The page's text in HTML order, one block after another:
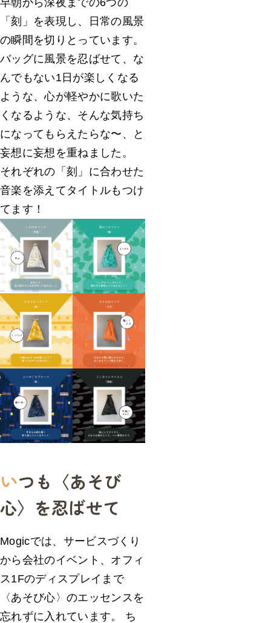
「刻」を表現し、日常の風景
の瞬間を切りとっています。
バッグに風景を忍ばせて、な
んでもない1日が楽しくなる
ような、心が軽やかに歌いた
くなるような、そんな気持ち
になってもらえたらな〜、と
妄想に妄想を重ねました。
それぞれの「刻」に合わせた
音楽を添えてタイトルもつけ
てます！
いつも〈あそび
心〉を忍ばせて
Mogicでは、サービスづくり
から会社のイベント、オフィ
ス1Fのディスプレイまで
〈あそび心〉のエッセンスを
忘れずに入れています。 ち